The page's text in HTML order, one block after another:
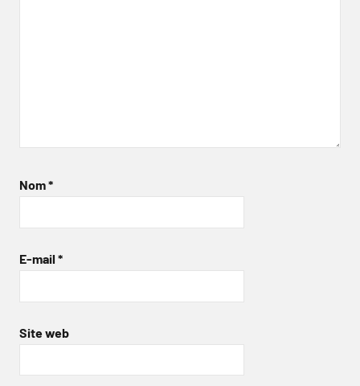
Nom*
E-mail *
Site web